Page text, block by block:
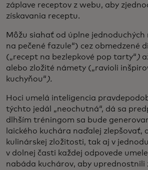
záplave receptov z webu, aby
získavania receptu.
Môžu siahať od úplne
na pečené fazule“) cez obmedzené
(„recept na bezlepkové pop tarty“ )
alebo zložité námety („ravioli
kuchyňou“ ).
Hoci umelá inteligencia
týchto jedál „neochutná“, dá sa
dlhším tréningom sa bude
laického kuchára naďalej zlepšovať,
kulinárskej zložitosti, tak aj v
v dolnej časti každej odpovede
nabáda kuchárov, aby uprednostnili